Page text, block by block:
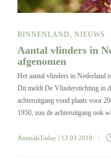
BINNENLAND, NIEUWS
Aantal vlinders in
afgenomen
Het aantal vlinders in Nederland
Dit meldt De Vlinderstichting in
achteruitgang vond plaats voor
1950, zou de achteruitgang ook
AnimalsToday | 13 03 2018